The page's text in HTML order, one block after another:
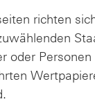
richten
oder